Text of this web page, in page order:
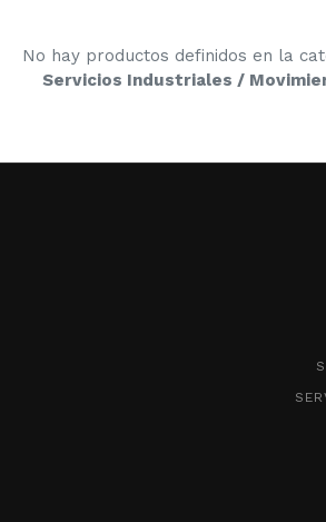
No hay productos definidos en la
Servicios Industriales /